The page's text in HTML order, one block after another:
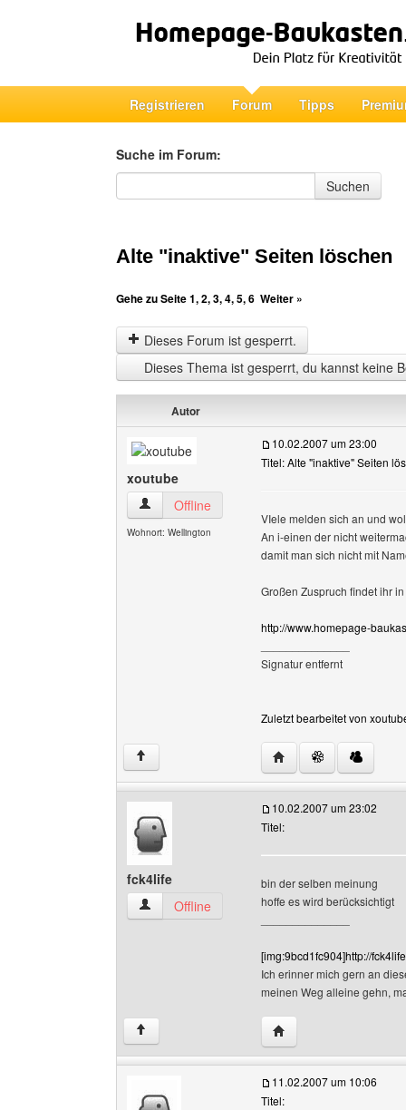
Registrieren Forum Tipps
Suche im Forum:
Suche im Forum
Suchen
Alte "inaktive" Seiten löschen
Gehe zu Seite1,2,3,4,5,6 Weiter »
Dieses Forum ist gesperrt.
Dieses Thema ist gesperrt, du kannst keine
Autor
xoutube
xoutube Benutzer-Profile anzeigen
Offline
Wohnort: Wellington
10.02.2007 um 23:00
Titel: Alte "inaktive" Seiten
VIele melden sich an und
An i-einen der nicht
damit man sich nicht mit
Großen Zuspruch findet ihr
http://www.homepage-
Signatur entfernt
Zuletzt bearbeitet von
↑ Website dieses
fck4life
fck4life Benutzer-Profile anzeigen
Offline
10.02.2007 um 23:02
Titel:
bin der selben meinung
hoffe es wird berücksichtigt
[img:9bcd1fc904]http://
Ich erinner mich gern an
meinen Weg alleine gehn,
↑ Website dieses
11.02.2007 um 10:06
Titel: